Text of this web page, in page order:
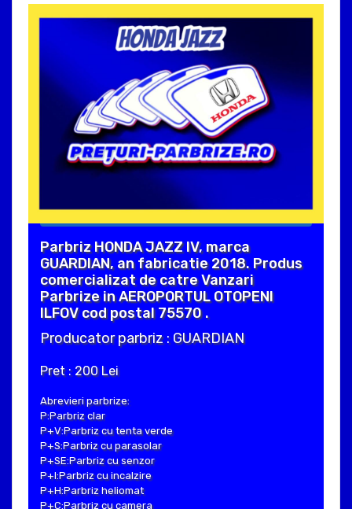
Parbriz HONDA JAZZ IV, marca
GUARDIAN, an fabricatie 2018. Produs
comercializat de catre Vanzari
Parbrize in AEROPORTUL OTOPENI
ILFOV cod postal 75570 .
Producator parbriz : GUARDIAN
Pret : 200 Lei
Abrevieri parbrize:
P:Parbriz clar
P+V:Parbriz cu tenta verde
P+S:Parbriz cu parasolar
P+SE:Parbriz cu senzor
P+I:Parbriz cu incalzire
P+H:Parbriz heliomat
P+C:Parbriz cu camera